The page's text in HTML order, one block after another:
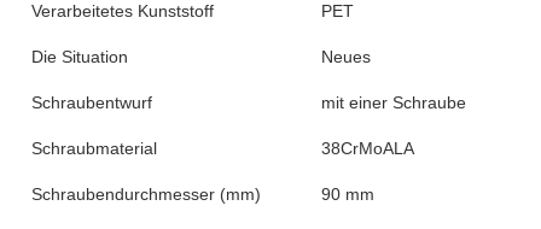
Verarbeitetes Kunststoff PET
Die Situation Neues
Schraubentwurf mit einer Schraube
Schraubmaterial 38CrMoALA
Schraubendurchmesser (mm) 90 mm